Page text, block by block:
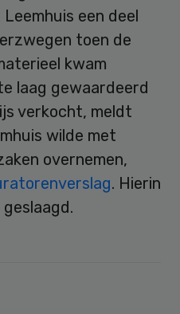
een deel
toen de
kwam
laag gewaardeerd
verkocht, meldt
wilde met
overnemen,
. Hierin